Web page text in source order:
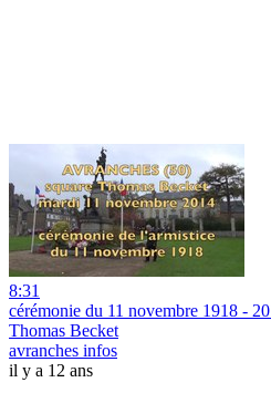
8:31
cérémonie du 11 novembre 1918 -
Thomas Becket
avranches infos
il y a 12 ans